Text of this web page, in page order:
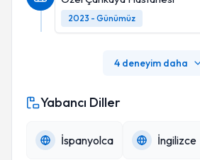
2023 - Günümüz
4 deneyim daha
Yabancı Diller
İspanyolca İngilizce